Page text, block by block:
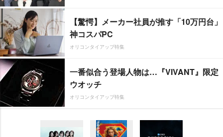
【驚愕】メーカー社員が推す「10万円台」
神コスパPC
オリコンタイアップ特集
一番似合う登場人物は…『VIVANT』限定
ウオッチ
オリコンタイアップ特集